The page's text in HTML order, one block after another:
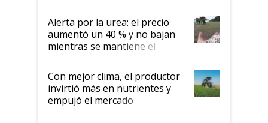
Alerta por la urea: el precio
aumentó un 40 % y no bajan
mientras se mantiene el
conflicto en Medio Oriente
Con mejor clima, el productor
invirtió más en nutrientes y
empujó el mercado